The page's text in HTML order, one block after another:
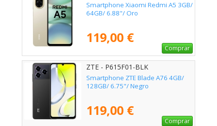
Smartphone Xiaomi Redmi A5 3GB/
64GB/ 6.88"/ Oro
119,00 €
Comprar
ZTE - P615F01-BLK
Smartphone ZTE Blade A76 4GB/
128GB/ 6.75"/ Negro
119,00 €
Comprar